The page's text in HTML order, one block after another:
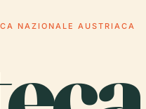
NAZIONALE AUSTRIACA